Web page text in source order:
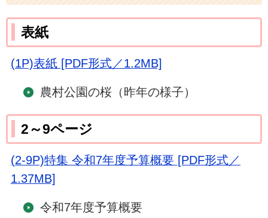
表紙
(1P)表紙 [PDF形式／1.2MB]
農村公園の桜（昨年の様子）
2～9ページ
(2-9P)特集 令和7年度予算概要 [PDF形式／
1.37MB]
令和7年度予算概要